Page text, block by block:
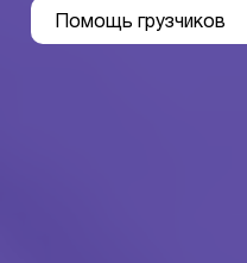
Помощь грузчиков